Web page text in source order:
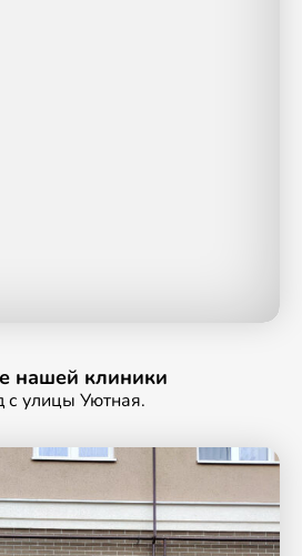
нашей клиники
с улицы Уютная.